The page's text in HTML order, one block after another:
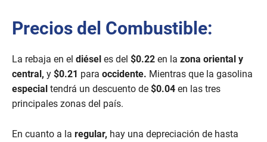
Precios del Combustible:
La rebaja en el diésel es del $0.22 en la zona oriental y
central, y $0.21 para occidente. Mientras que la gasolina
especial tendrá un descuento de $0.04 en las tres
principales zonas del país.
En cuanto a la regular, hay una depreciación de hasta